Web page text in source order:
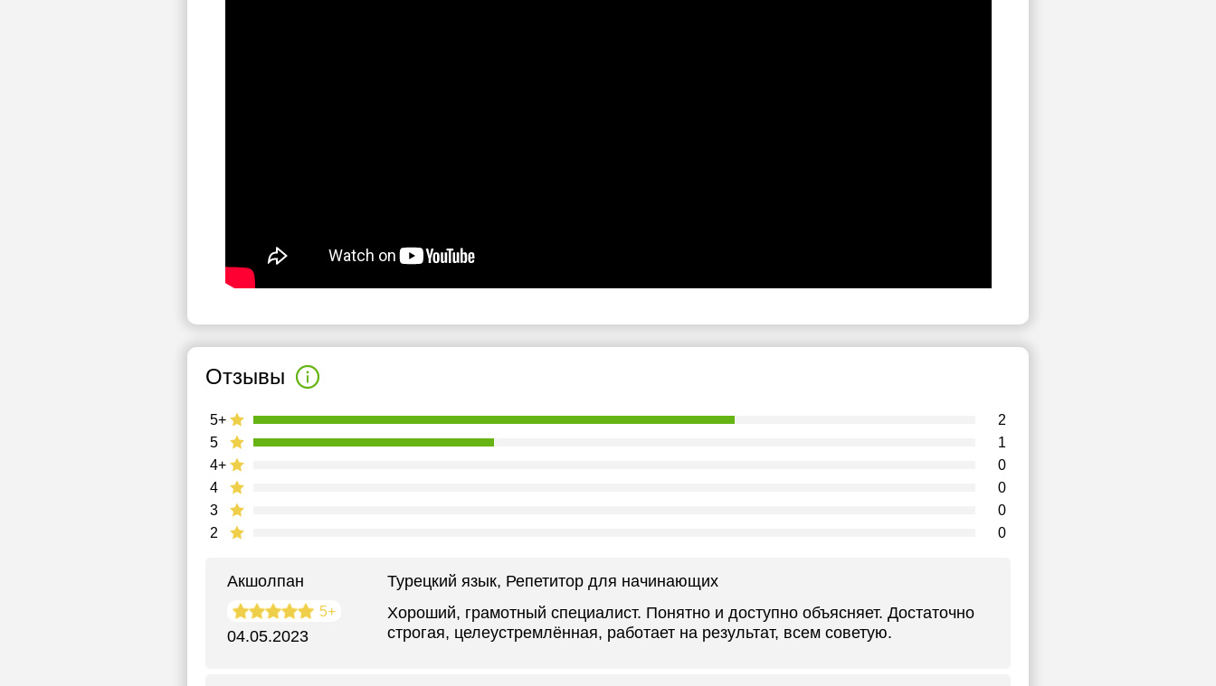
Отзывы
2 0
3 0
4 0
4+ 0
5 1
5+ 2
Акшолпан
5+
04.05.2023
Турецкий язык, Репетитор для начинающих
Хороший, грамотный специалист. Понятно и доступно объясняет. Достаточно
строгая, целеустремлённая, работает на результат, всем советую.